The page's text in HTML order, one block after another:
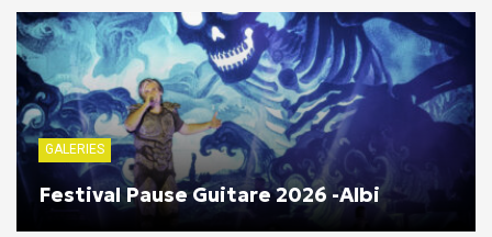
GALERIES
Festival Pause Guitare 2026 -Albi